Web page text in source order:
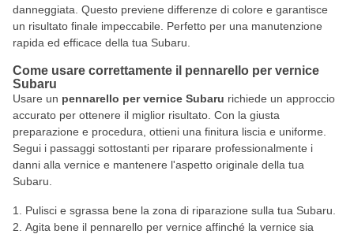
danneggiata. Questo previene differenze di colore e garantisce
un risultato finale impeccabile. Perfetto per una manutenzione
rapida ed efficace della tua Subaru.
Come usare correttamente il pennarello per vernice
Subaru
Usare un pennarello per vernice Subaru richiede un approccio
accurato per ottenere il miglior risultato. Con la giusta
preparazione e procedura, ottieni una finitura liscia e uniforme.
Segui i passaggi sottostanti per riparare professionalmente i
danni alla vernice e mantenere l'aspetto originale della tua
Subaru.
Pulisci e sgrassa bene la zona di riparazione sulla tua Subaru.
Agita bene il pennarello per vernice affinché la vernice sia